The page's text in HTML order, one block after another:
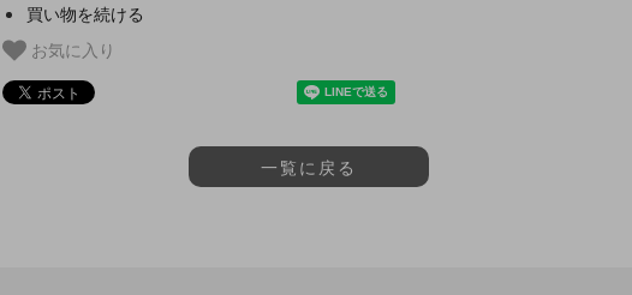
買い物を続ける
お気に入り
一覧に戻る